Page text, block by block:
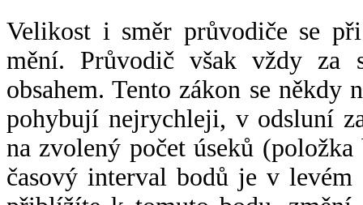
Velikost i směr průvodiče se
mění. Průvodič však vždy za
obsahem. Tento zákon se někdy
pohybují nejrychleji, v odsluní
na zvolený počet úseků
časový interval bodů je v